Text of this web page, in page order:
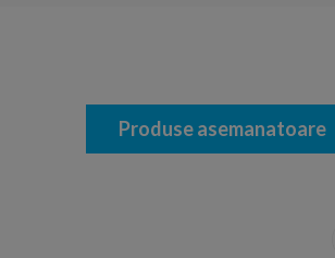
Produse asemanatoare